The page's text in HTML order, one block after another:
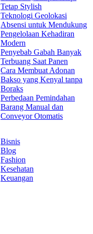
Tetap Stylish
Teknologi Geolokasi
Absensi untuk Mendukung
Pengelolaan Kehadiran
Modern
Penyebab Gabah Banyak
Terbuang Saat Panen
Cara Membuat Adonan
Bakso yang Kenyal tanpa
Boraks
Perbedaan Pemindahan
Barang Manual dan
Conveyor Otomatis
Bisnis
Blog
Fashion
Kesehatan
Keuangan